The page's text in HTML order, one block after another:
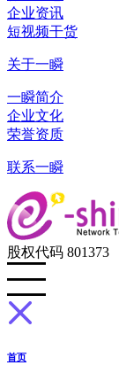
企业资讯
短视频干货
关于一瞬
一瞬简介
企业文化
荣誉资质
联系一瞬
股权代码 801373
首页